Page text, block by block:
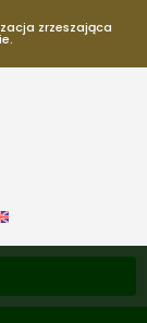
zrzeszająca